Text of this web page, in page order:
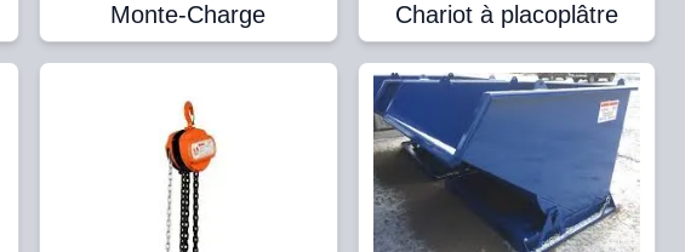
Monte-Charge Chariot à placoplâtre